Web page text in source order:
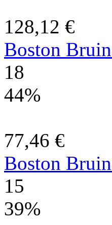
128,12 €
Boston
18
44%
77,46 €
Boston
15
39%